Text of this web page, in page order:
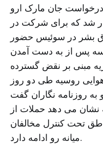
جان مارک ارو
شد که برای شرکت در
بشر در سوئیس حضور
پس از به دست آمدن
مبنی بر نقض گسترده
روسیه طی دو روز
روزنامه نگاران گفت
نشان می دهد حملات از
تحت کنترل مخالفان
میانه رو ادامه دارد.